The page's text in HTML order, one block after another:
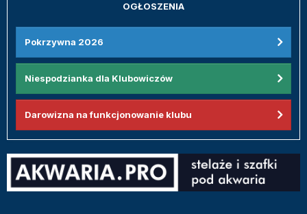
OGŁOSZENIA
Pokrzywna 2026
Niespodzianka dla Klubowiczów
Darowizna na funkcjonowanie klubu